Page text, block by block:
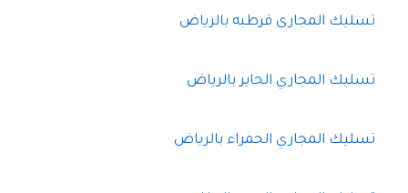
تسليك المجارى قرطبه بالرياض
تسليك المجاري الحاير بالرياض
تسليك المجاري الحمراء بالرياض